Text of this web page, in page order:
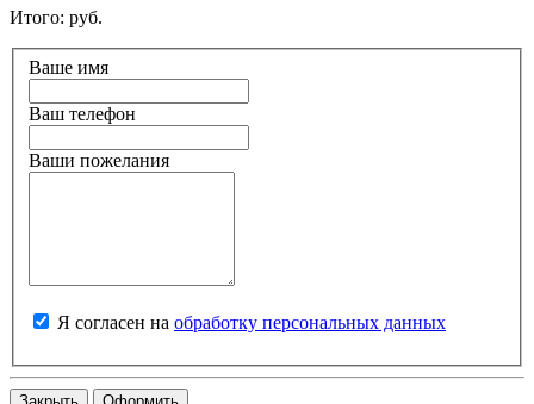
Итого: руб.
Ваше имя
Ваш телефон
Ваши пожелания
Я согласен на обработку персональных данных